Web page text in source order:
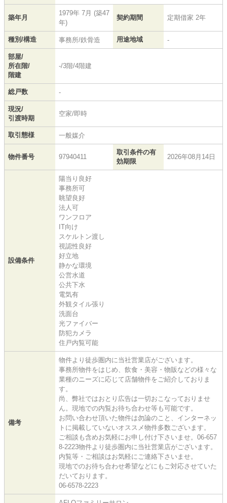
築年月
1979年 7月 (築47
年)
契約期間 定期借家 2年
種別/構造 事務所/鉄骨造 用途地域 -
部屋/
所在階/
階建
-/3階/4階建
総戸数 -
現況/
引渡時期
空家/即時
取引態様 一般媒介
物件番号 97940411
取引条件の有
効期限
2026年08月14日
設備条件
陽当り良好
事務所可
眺望良好
法人可
ワンフロア
IT向け
スケルトン渡し
視認性良好
好立地
静かな環境
公営水道
公共下水
電気有
外観タイル張り
洗面台
光ファイバー
防犯カメラ
住戸内覧可能
備考
物件より徒歩圏内に当社営業店がございます。
事務所物件をはじめ、飲食・美容・物販などの様々な
業種のニーズに応じて店舗物件をご紹介しておりま
す。
尚、弊社ではおとり広告は一切おこなっておりませ
ん。現地での内覧お待ち合わせ等も可能です。
お問い合わせ頂いた物件は勿論のこと、インターネッ
トに掲載していないオススメ物件多数ございます。
ご相談も含めお気軽にお申し付け下さいませ。06-657
8-2223物件より徒歩圏内に当社営業店がございます。
内覧等・ご相談はお気軽にご連絡下さいませ。
現地でのお待ち合わせ希望などにもご対応させていた
だいております。
06-6578-2223